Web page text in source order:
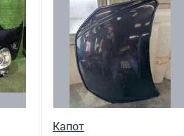
Капот